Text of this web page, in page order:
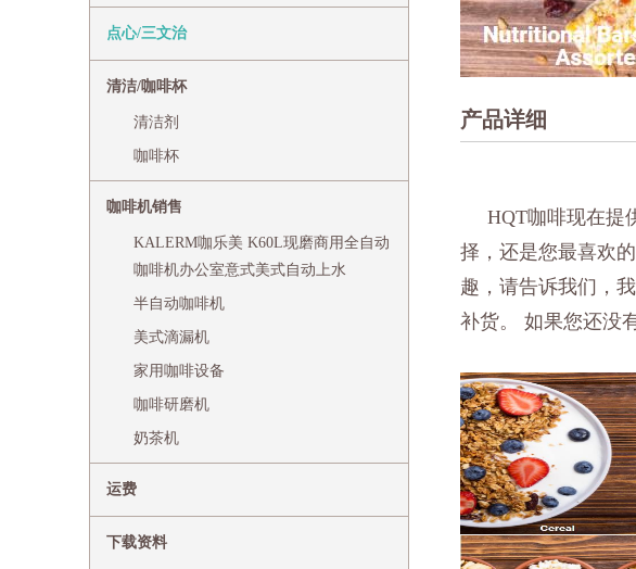
点心/三文治
清洁/咖啡杯
清洁剂
咖啡杯
咖啡机销售
KALERM咖乐美 K60L现磨商用全自动
咖啡机办公室意式美式自动上水
半自动咖啡机
美式滴漏机
家用咖啡设备
咖啡研磨机
奶茶机
运费
下载资料
产品详细
HQT咖啡现在提
择，还是您最喜欢的
趣，请告诉我们，
补货。 如果您还没